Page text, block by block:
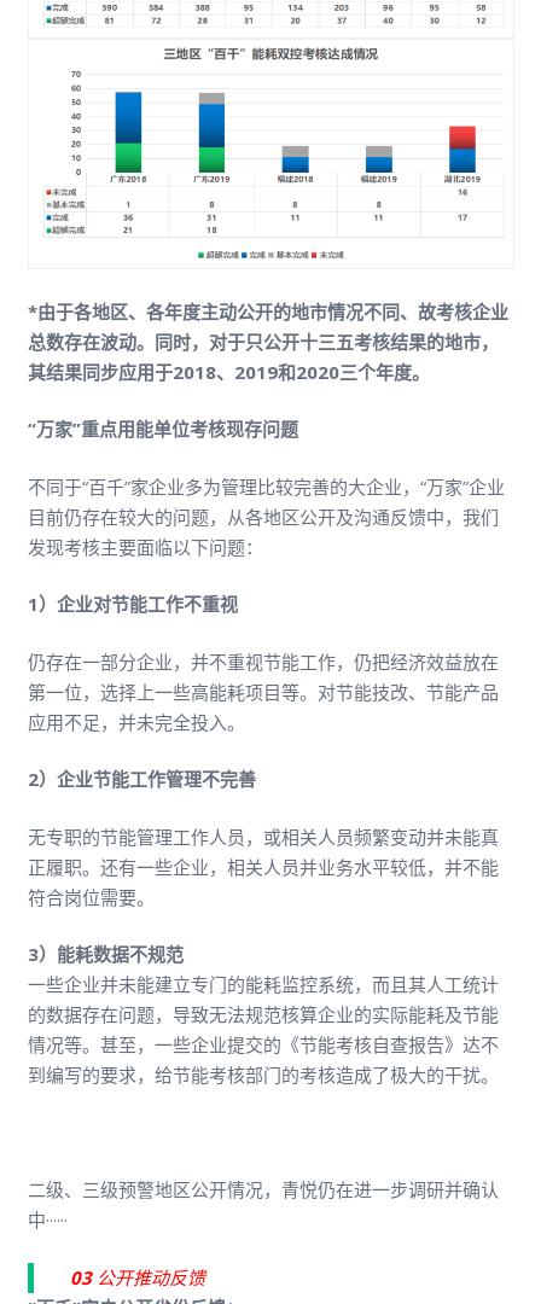
*由于各地区、各年度主动公开的地市情况不同、故考核企业
总数存在波动。同时，对于只公开十三五考核结果的地市，
其结果同步应用于2018、2019和2020三个年度。
“万家”重点用能单位考核现存问题
不同于“百千”家企业多为管理比较完善的大企业，“万家”企业
目前仍存在较大的问题，从各地区公开及沟通反馈中，我们
发现考核主要面临以下问题：
1）企业对节能工作不重视
仍存在一部分企业，并不重视节能工作，仍把经济效益放在
第一位，选择上一些高能耗项目等。对节能技改、节能产品
应用不足，并未完全投入。
2）企业节能工作管理不完善
无专职的节能管理工作人员，或相关人员频繁变动并未能真
正履职。还有一些企业，相关人员并业务水平较低，并不能
符合岗位需要。
3）能耗数据不规范
一些企业并未能建立专门的能耗监控系统，而且其人工统计
的数据存在问题，导致无法规范核算企业的实际能耗及节能
情况等。甚至，一些企业提交的《节能考核自查报告》达不
到编写的要求，给节能考核部门的考核造成了极大的干扰。
二级、三级预警地区公开情况，青悦仍在进一步调研并确认
中······
03公开推动反馈